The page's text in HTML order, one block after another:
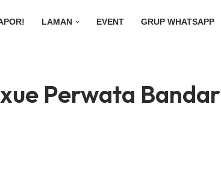
LAMAN EVENT GRUP WHATSAPP
Perwata Bandar